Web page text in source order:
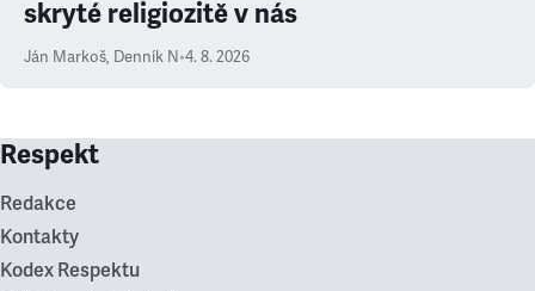
skryté religiozitě v nás
Ján Markoš, Denník N•4. 8. 2026
Respekt
Redakce
Kontakty
Kodex Respektu